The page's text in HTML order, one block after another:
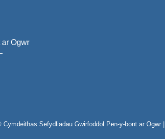
Ogwr
Sefydliadau Gwirfoddol Pen-y-bont ar Ogwr |